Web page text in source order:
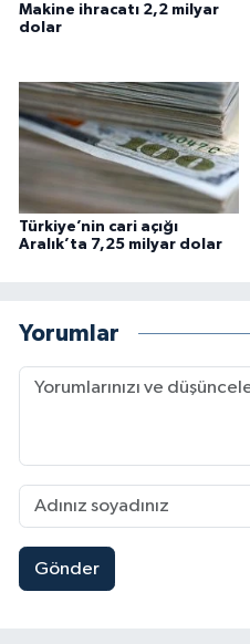
Makine ihracatı 2,2 milyar
dolar
Türkiye’nin cari açığı
Aralık’ta 7,25 milyar dolar
Yorumlar
Gönder